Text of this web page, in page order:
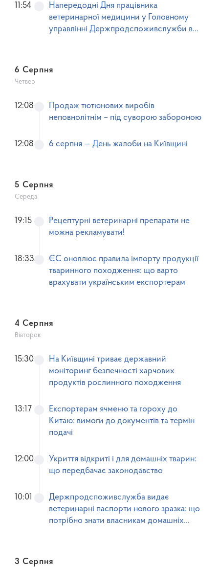
Напередодні Дня працівника
ветеринарної медицини у Головному
управлінні Держпродспоживслужби в
11:54
6 Серпня
Четвер
Продаж тютюнових виробів
неповнолітнім – під суворою забороною
12:08
6 серпня — День жалоби на Київщині
12:08
5 Серпня
Середа
Рецептурні ветеринарні препарати не
можна рекламувати!
19:15
ЄС оновлює правила імпорту продукції
тваринного походження: що варто
врахувати українським експортерам
18:33
4 Серпня
Вівторок
На Київщині триває державний
моніторинг безпечності харчових
продуктів рослинного походження
15:30
Експортерам ячменю та гороху до
Китаю: вимоги до документів та термін
подачі
13:17
Укриття відкриті і для домашніх тварин:
що передбачає законодавство
12:00
Держпродспоживслужба видає
ветеринарні паспорти нового зразка: що
потрібно знати власникам домашніх
10:01
3 Серпня